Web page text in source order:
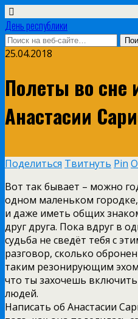
День республики
25.04.2018
Полеты во сне
Анастасии
Поделиться Твитнуть Pin
Вот так бывает – можно
одном маленьком
и даже иметь общих
друг друга. Пока вдруг в
судьба не сведёт тебя с
разговор, сколько
таким резонирующим
что ты захочешь включить
людей.
Написать об Анастасии